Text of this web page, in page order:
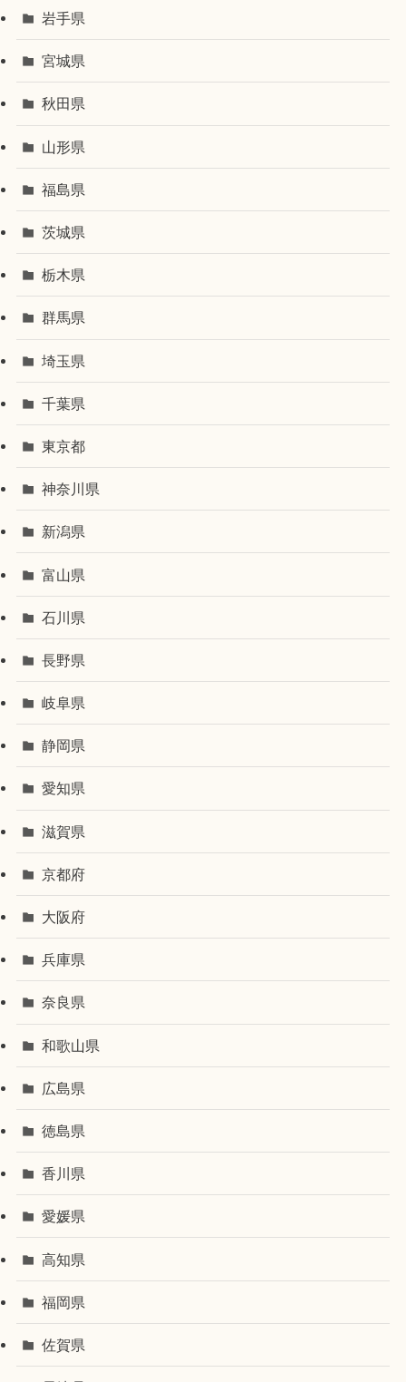
岩手県
宮城県
秋田県
山形県
福島県
茨城県
栃木県
群馬県
埼玉県
千葉県
東京都
神奈川県
新潟県
富山県
石川県
長野県
岐阜県
静岡県
愛知県
滋賀県
京都府
大阪府
兵庫県
奈良県
和歌山県
広島県
徳島県
香川県
愛媛県
高知県
福岡県
佐賀県